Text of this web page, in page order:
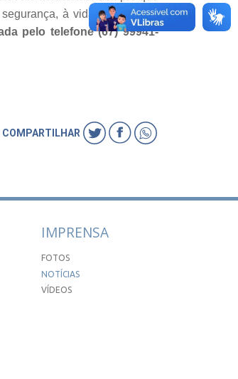
à vida ou ao meio
pelo telefone (67) 99941-
COMPARTILHAR
IMPRENSA
FOTOS
NOTÍCIAS
VÍDEOS